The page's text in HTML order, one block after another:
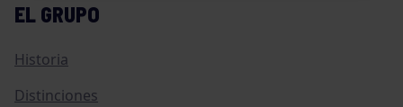
EL GRUPO
Historia
Distinciones